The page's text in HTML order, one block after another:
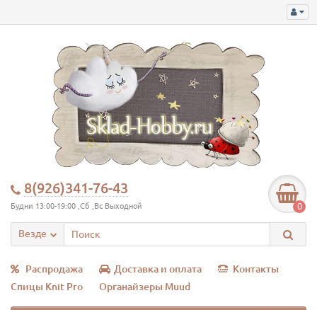
8(926)341-76-43
Будни 13:00-19:00 ,Сб ,Вс Выходной 0
Везде
Распродажа Доставка и оплата
Контакты
Спицы Knit Pro
Органайзеры Muud